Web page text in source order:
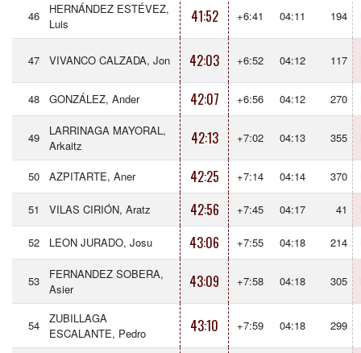
46
HERNÁNDEZ ESTÉVEZ,
Luis
41:52 +6:41 04:11 194
47 VIVANCO CALZADA, Jon 42:03 +6:52 04:12 117
48 GONZÁLEZ, Ander 42:07 +6:56 04:12 270
49
LARRINAGA MAYORAL,
Arkaitz
42:13 +7:02 04:13 355
50 AZPITARTE, Aner 42:25 +7:14 04:14 370
51 VILAS CIRIÓN, Aratz 42:56 +7:45 04:17 41
52 LEON JURADO, Josu 43:06 +7:55 04:18 214
53
FERNANDEZ SOBERA,
Asier
43:09 +7:58 04:18 305
54
ZUBILLAGA
ESCALANTE, Pedro
43:10 +7:59 04:18 299